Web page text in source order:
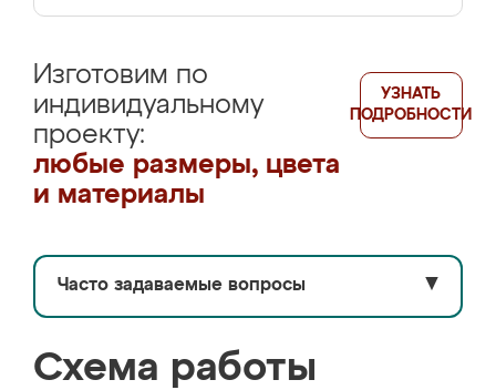
Изготовим по
индивидуальному
проекту:
любые размеры, цвета
и материалы
УЗНАТЬ
ПОДРОБНОСТИ
Часто задаваемые вопросы ▼
Схема работы